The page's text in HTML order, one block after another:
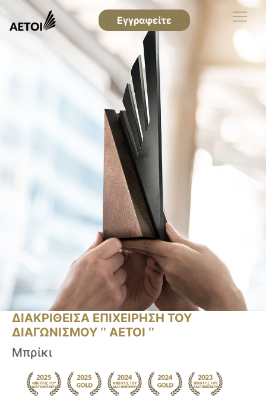
Εγγραφείτε
ΔΙΑΚΡΙΘΕΙΣΑ ΕΠΙΧΕΙΡΗΣΗ ΤΟΥ
ΔΙΑΓΩΝΙΣΜΟΥ ‘’ ΑΕΤΟΙ ‘’
Μπρίκι